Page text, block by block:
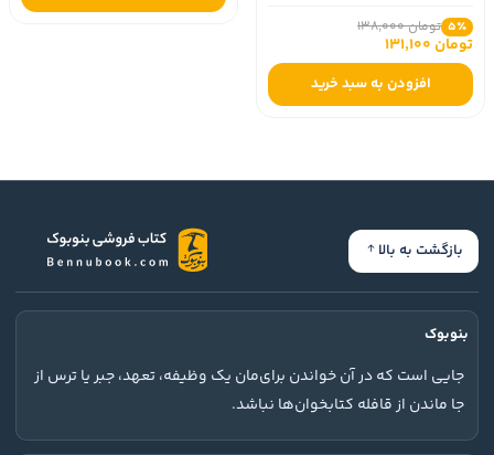
5٪ تومان 138,000
تومان 131,100
افزودن به سبد خرید
بازگشت به بالا
بنوبوک
جایی است که در آن خواندن برای‌مان یک وظیفه، تعهد، جبر یا ترس از
جا ماندن از قافله کتابخوان‌ها نباشد.